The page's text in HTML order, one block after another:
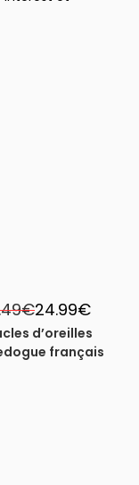
€24.99€
d’oreilles
français